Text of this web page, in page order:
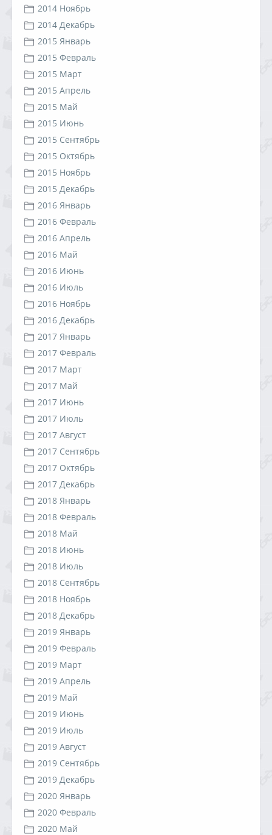
2014 Ноябрь
2014 Декабрь
2015 Январь
2015 Февраль
2015 Март
2015 Апрель
2015 Май
2015 Июнь
2015 Сентябрь
2015 Октябрь
2015 Ноябрь
2015 Декабрь
2016 Январь
2016 Февраль
2016 Апрель
2016 Май
2016 Июнь
2016 Июль
2016 Ноябрь
2016 Декабрь
2017 Январь
2017 Февраль
2017 Март
2017 Май
2017 Июнь
2017 Июль
2017 Август
2017 Сентябрь
2017 Октябрь
2017 Декабрь
2018 Январь
2018 Февраль
2018 Май
2018 Июнь
2018 Июль
2018 Сентябрь
2018 Ноябрь
2018 Декабрь
2019 Январь
2019 Февраль
2019 Март
2019 Апрель
2019 Май
2019 Июнь
2019 Июль
2019 Август
2019 Сентябрь
2019 Декабрь
2020 Январь
2020 Февраль
2020 Май